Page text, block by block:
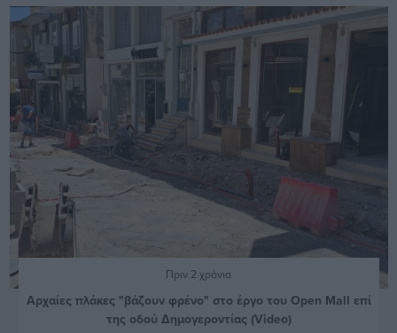
Πριν 2 χρόνια
Αρχαίες πλάκες "βάζουν φρένο" στο έργο του Open Mall επί
της οδού Δημογεροντίας (Video)